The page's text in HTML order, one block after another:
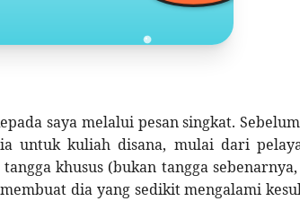
saya melalui pesan singkat.
untuk kuliah disana, mulai dari
khusus (bukan tangga
dia yang sedikit mengalami